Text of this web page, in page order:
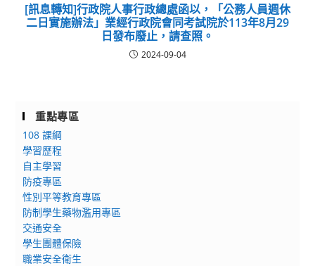
[訊息轉知]行政院人事行政總處函以，「公務人員週休
二日實施辦法」業經行政院會同考試院於113年8月29
日發布廢止，請查照。
2024-09-04
重點專區
108 課綱
學習歷程
自主學習
防疫專區
性別平等教育專區
防制學生藥物濫用專區
交通安全
學生團體保險
職業安全衛生